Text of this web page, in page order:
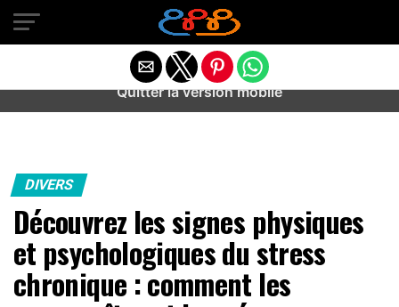
Warning
: preg_match(): Unknown modifier '/' in
/home/u589487443/domains/aideanxietestress.fr/
content/plugins/idev-post-views/includes/class-bots.php
DIVERS
Découvrez les signes physiques
et psychologiques du stress
chronique : comment les
Quitter la version mobile